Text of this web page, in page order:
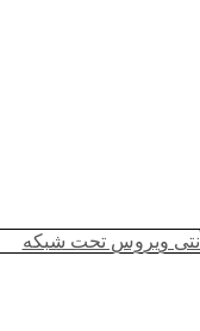
آنتی ویروس تحت شبکه